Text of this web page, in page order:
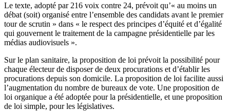
Le texte, adopté par 216 voix contre 24, prévoit qu’« au moins un
débat (soit) organisé entre l’ensemble des candidats avant le premier
tour de scrutin » dans « le respect des principes d’équité et d’égalité
qui gouvernent le traitement de la campagne présidentielle par les
médias audiovisuels ».
Sur le plan sanitaire, la proposition de loi prévoit la possibilité pour
chaque électeur de disposer de deux procurations et d’établir les
procurations depuis son domicile. La proposition de loi facilite aussi
l’augmentation du nombre de bureaux de vote. Une proposition de
loi organique a été adoptée pour la présidentielle, et une proposition
de loi simple, pour les législatives.